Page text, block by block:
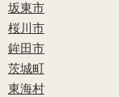
坂東市
桜川市
鉾田市
茨城町
東海村